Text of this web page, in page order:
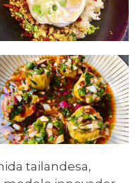
tailandesa,